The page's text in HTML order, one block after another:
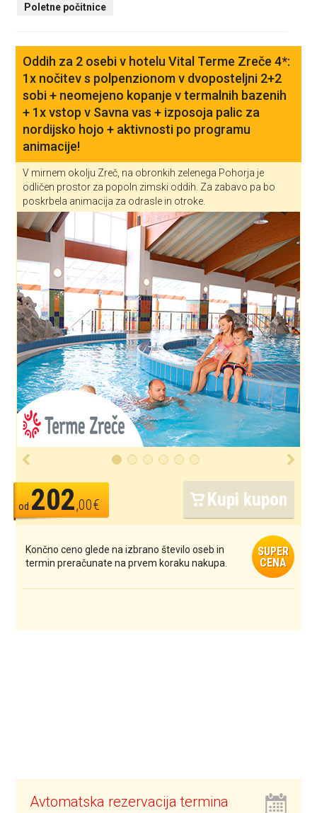
Poletne počitnice
Oddih za 2 osebi v hotelu Vital Terme Zreče 4*:
1x nočitev s polpenzionom v dvoposteljni 2+2
sobi + neomejeno kopanje v termalnih bazenih
+ 1x vstop v Savna vas + izposoja palic za
nordijsko hojo + aktivnosti po programu
animacije!
V mirnem okolju Zreč, na obronkih zelenega Pohorja je
odličen prostor za popoln zimski oddih. Za zabavo pa bo
poskrbela animacija za odrasle in otroke.
od 202,00€ Kupi kupon
Končno ceno glede na izbrano število oseb in
termin preračunate na prvem koraku nakupa.
SUPER
CENA
Avtomatska rezervacija termina